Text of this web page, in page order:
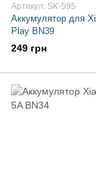
Артикул: SK-595
Аккумулятор для
Play BN39
249 грн